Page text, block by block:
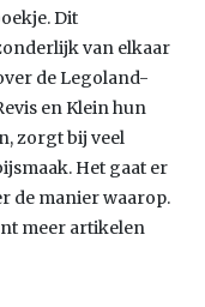
Dit
van elkaar
de Legoland-
en Klein hun
zorgt bij veel
Het gaat er
de manier waarop.
meer artikelen